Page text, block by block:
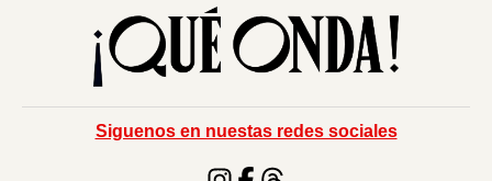
Siguenos en nuestas redes sociales